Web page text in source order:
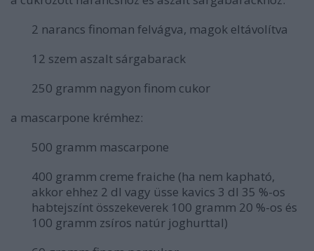
2 narancs finoman felvágva, magok eltávolítva
12 szem aszalt sárgabarack
250 gramm nagyon finom cukor
a mascarpone krémhez:
500 gramm mascarpone
400 gramm creme fraiche (ha nem kapható,
akkor ehhez 2 dl vagy üsse kavics 3 dl 35 %-os
habtejszínt összekeverek 100 gramm 20 %-os és
100 gramm zsíros natúr joghurttal)